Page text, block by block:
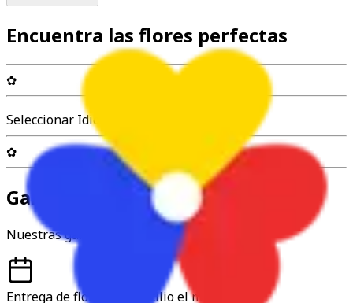
Encuentra las flores perfectas
✿
Seleccionar Idioma
✿
Garantía y confianza
Nuestras garantías
Entrega de flores a domicilio el mismo día